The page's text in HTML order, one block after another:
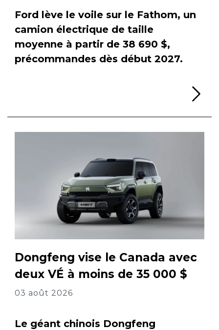
Ford lève le voile sur le Fathom, un
camion électrique de taille
moyenne à partir de 38 690 $,
précommandes dès début 2027.
Dongfeng vise le Canada avec
deux VÉ à moins de 35 000 $
03 août 2026
Le géant chinois Dongfeng